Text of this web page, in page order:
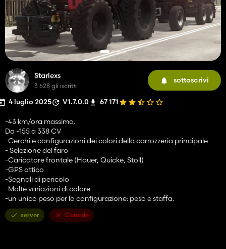
Starlexs
3 628 gli iscritti
sottoscrivi
4 luglio 2025 V1.7.0.0 67 171
-43 km/ora massimo.
Da -155 a 338 CV
-Cerchi e configurazioni dei colori della carrozzeria principale
- Selezione del faro
-Caricatore frontale (Hauer, Quicke, Stoll)
-GPS ottico
-Segnali di pericolo
-Molte variazioni di colore
-un unico peso per la configurazione: peso e staffa.
server Console